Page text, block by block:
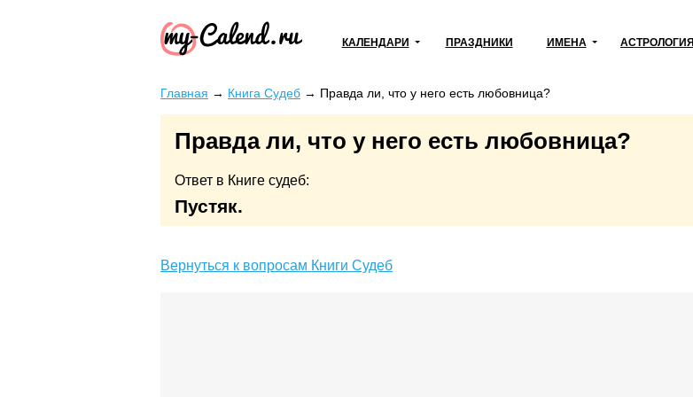
КАЛЕНДАРИ ПРАЗДНИКИ ИМЕНА АСТРОЛОГИЯ
Главная → Книга Судеб → Правда ли, что у него есть любовница?
Правда ли, что у него есть любовница?
Ответ в Книге судеб:
Пустяк.
Вернуться к вопросам Книги Судеб